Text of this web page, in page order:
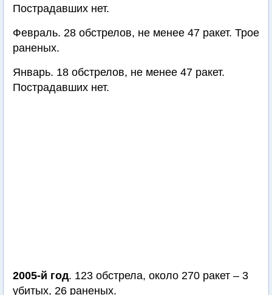
Пострадавших нет.
Февраль. 28 обстрелов, не менее 47 ракет. Трое
раненых.
Январь. 18 обстрелов, не менее 47 ракет.
Пострадавших нет.
2005-й год. 123 обстрела, около 270 ракет – 3
убитых, 26 раненых.